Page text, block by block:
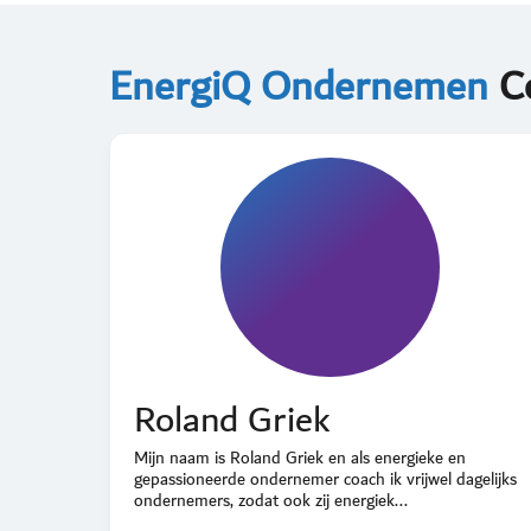
EnergiQ Ondernemen
Roland Griek
Mijn naam is Roland Griek en als energieke en
gepassioneerde ondernemer coach ik vrijwel dagelijks
ondernemers, zodat ook zij energiek...